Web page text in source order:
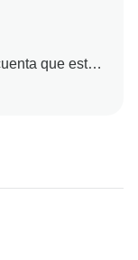
que esta
de viaje.